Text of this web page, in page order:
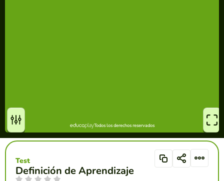
Definición de Aprendizaje
Test